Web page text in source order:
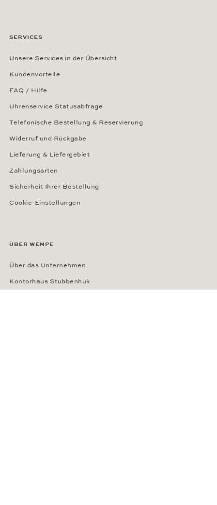
SERVICES
Unsere Services in der Übersicht
Kundenvorteile
FAQ / Hilfe
Uhrenservice Statusabfrage
Telefonische Bestellung & Reservierung
Widerruf und Rückgabe
Lieferung & Liefergebiet
Zahlungsarten
Sicherheit Ihrer Bestellung
Cookie-Einstellungen
ÜBER WEMPE
Über das Unternehmen
Kontorhaus Stubbenhuk